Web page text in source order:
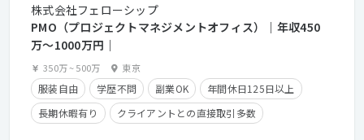
株式会社フェローシップ
PMO（プロジェクトマネジメントオフィス）｜年収450
万〜1000万円｜
350万~500万 東京
服装自由 学歴不問 副業OK
年間休日125日以上
長期休暇有り
クライアントとの直接取引多数